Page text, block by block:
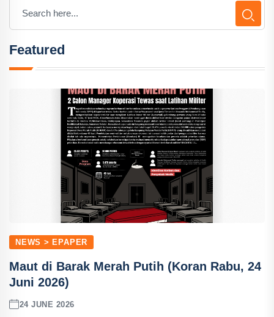
Featured
NEWS > EPAPER
Maut di Barak Merah Putih (Koran Rabu, 24
Juni 2026)
24 JUNE 2026